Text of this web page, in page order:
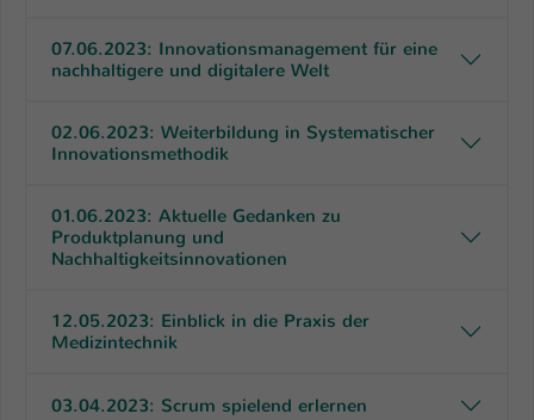
07.06.2023: Innovationsmanagement für eine
nachhaltigere und digitalere Welt
02.06.2023: Weiterbildung in Systematischer
Innovationsmethodik
01.06.2023: Aktuelle Gedanken zu
Produktplanung und
Nachhaltigkeitsinnovationen
12.05.2023: Einblick in die Praxis der
Medizintechnik
03.04.2023: Scrum spielend erlernen
Name be_typo_user
Laufzeit 1 Tag
Zweck
ein Besucher im Typo3-Backend
angemeldet ist und Rechte besitzt diese